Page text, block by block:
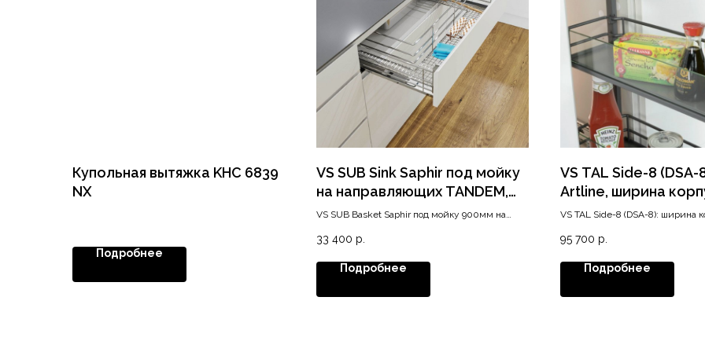
Купольная вытяжка KHC 6839
NX
Подробнее
VS SUB Sink Saphir под мойку
на направляющих TANDEM,
ширина корпуса 900 мм, хром
VS SUB Basket Saphir под мойку 900мм на
33 400 р.
Подробнее
VS TAL Side-8 (DSA-
Artline, ширина
мм, высота от 1829,
VS TAL Side-8 (DSA-8): ширина
grey
95 700 р.
Подробнее